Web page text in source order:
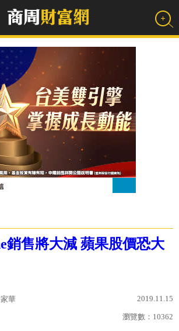
銷售將大減 蘋果股價恐大
華 2019.11.15
瀏覽數： 10362